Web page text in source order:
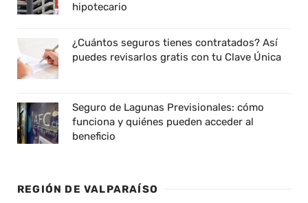
hipotecario
¿Cuántos seguros tienes contratados? Así
puedes revisarlos gratis con tu Clave Única
Seguro de Lagunas Previsionales: cómo
funciona y quiénes pueden acceder al
beneficio
REGIÓN DE VALPARAÍSO